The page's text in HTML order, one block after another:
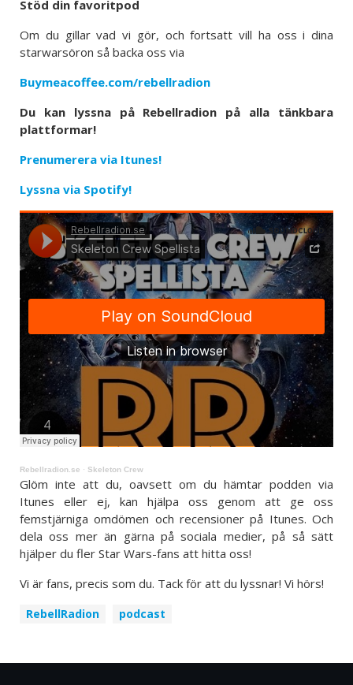
Stöd din favoritpod
Om du gillar vad vi gör, och fortsatt vill ha oss i dina
starwarsöron så backa oss via
Buymeacoffee.com/rebellradion
Du kan lyssna på Rebellradion på alla tänkbara
plattformar!
Prenumerera via Itunes!
Lyssna via Spotify!
Rebellradion.se · Skeleton Crew
Glöm inte att du, oavsett om du hämtar podden via
Itunes eller ej, kan hjälpa oss genom att ge oss
femstjärniga omdömen och recensioner på Itunes. Och
dela oss mer än gärna på sociala medier, på så sätt
hjälper du fler Star Wars-fans att hitta oss!
Vi är fans, precis som du. Tack för att du lyssnar! Vi hörs!
RebellRadion podcast